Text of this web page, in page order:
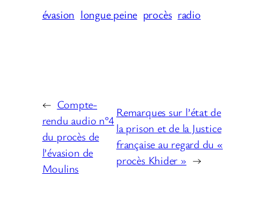
évasion longue peine procès radio
← Compte-
rendu audio n°4
du procès de
l’évasion de
Moulins
Remarques sur l’état de
la prison et de la Justice
française au regard du «
procès Khider » →